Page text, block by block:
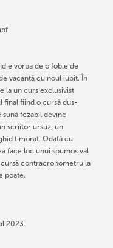
e vorba de o fobie de
vacanță cu noul iubit. În
la un curs exclusivist
final fiind o cursă dus-
fezabil devine
scriitor ursuz, un
timorat. Odată cu
face loc unui spumos val
contracronometru la
poate.
2023